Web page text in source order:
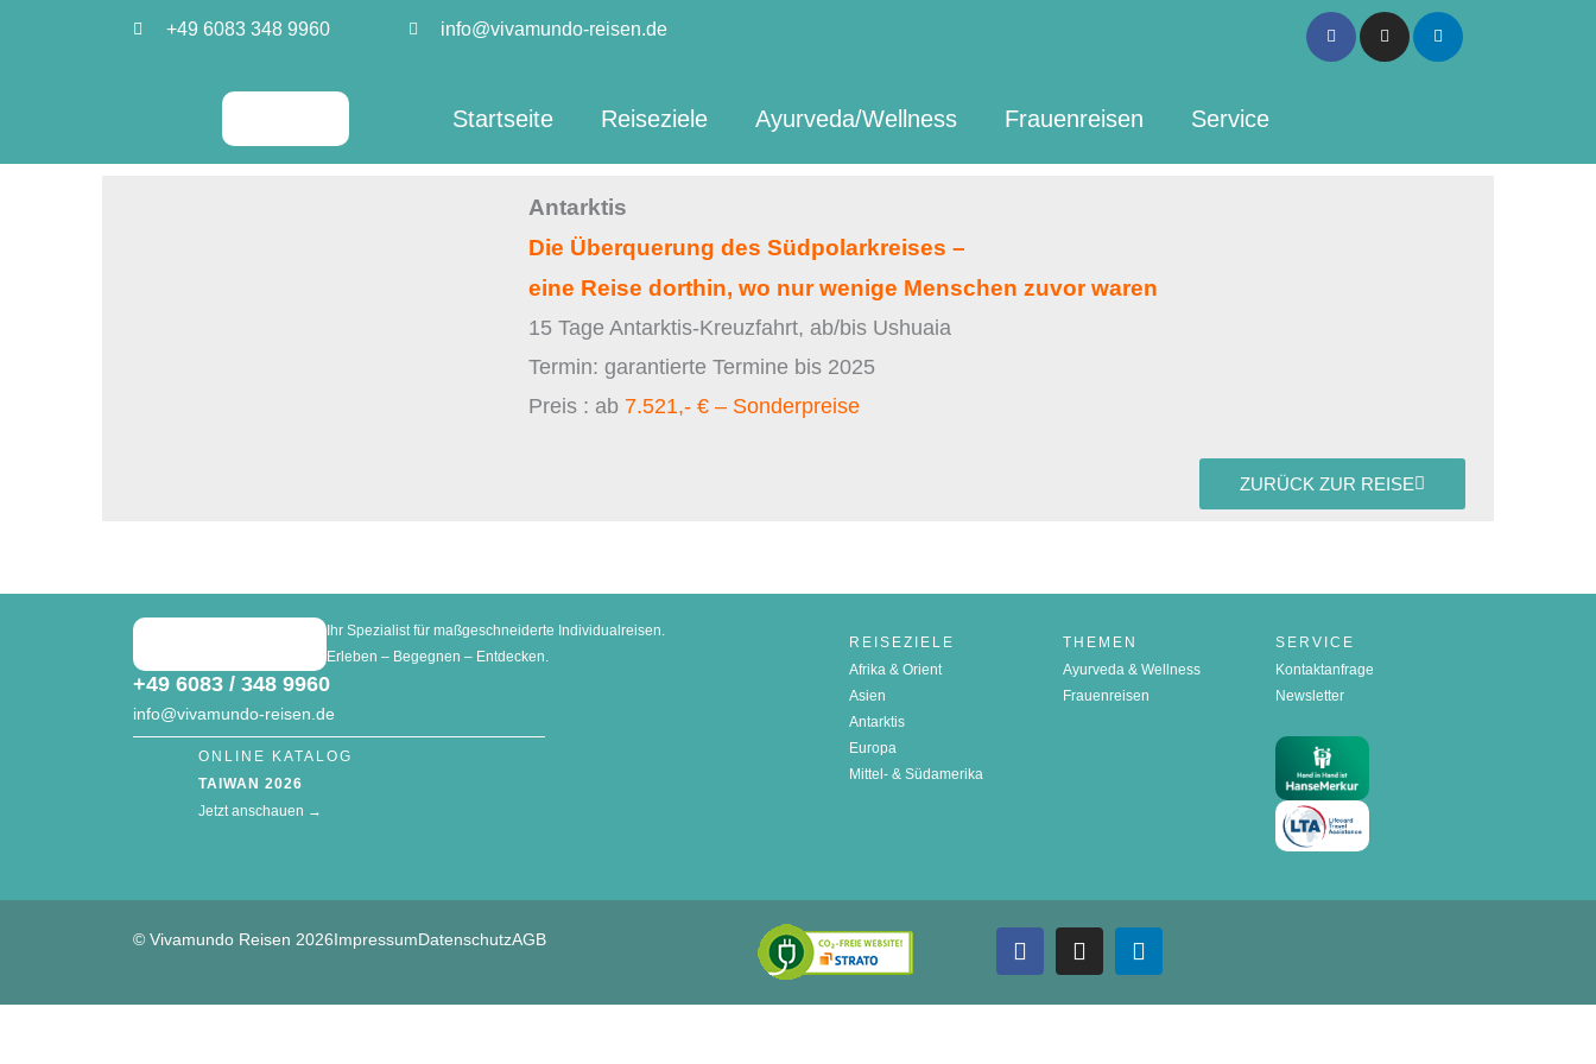
+49 6083 348 9960 info@vivamundo-reisen.de
Facebook-
f
InstagramLinkedin
Startseite Reiseziele Ayurveda/Wellness Frauenreisen Service
Antarktis
Die Überquerung des Südpolarkreises –
eine Reise dorthin, wo nur wenige Menschen zuvor waren
15 Tage Antarktis-Kreuzfahrt, ab/bis Ushuaia
Termin: garantierte Termine bis 2025
Preis : ab 7.521,- € – Sonderpreise
ZURÜCK ZUR REISE
Ihr Spezialist für maßgeschneiderte Individualreisen.
Erleben – Begegnen – Entdecken.
+49 6083 / 348 9960
info@vivamundo-reisen.de
ONLINE KATALOG
TAIWAN 2026
Jetzt anschauen →
REISEZIELE
Afrika & Orient
Asien
Antarktis
Europa
Mittel- & Südamerika
THEMEN
Ayurveda & Wellness
Frauenreisen
SERVICE
Kontaktanfrage
Newsletter
© Vivamundo Reisen 2026ImpressumDatenschutzAGB FacebookInstagramLinkedin